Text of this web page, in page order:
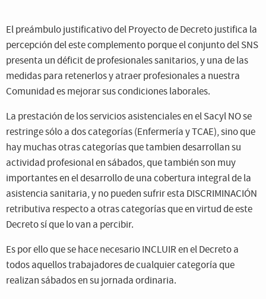
El preámbulo justificativo del Proyecto de Decreto justifica la
percepción del este complemento porque el conjunto del SNS
presenta un déficit de profesionales sanitarios, y una de las
medidas para retenerlos y atraer profesionales a nuestra
Comunidad es mejorar sus condiciones laborales.
La prestación de los servicios asistenciales en el Sacyl NO se
restringe sólo a dos categorías (Enfermería y TCAE), sino que
hay muchas otras categorías que tambien desarrollan su
actividad profesional en sábados, que también son muy
importantes en el desarrollo de una cobertura integral de la
asistencia sanitaria, y no pueden sufrir esta DISCRIMINACIÓN
retributiva respecto a otras categorías que en virtud de este
Decreto sí que lo van a percibir.
Es por ello que se hace necesario INCLUIR en el Decreto a
todos aquellos trabajadores de cualquier categoría que
realizan sábados en su jornada ordinaria.